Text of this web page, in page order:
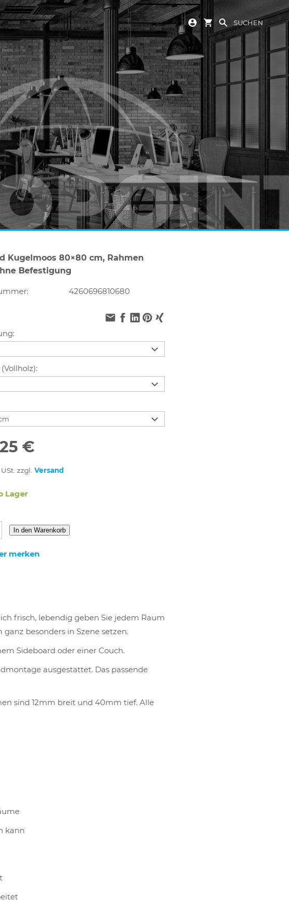
SUCHEN
Kugelmoos 80×80 cm, Rahmen
Befestigung
4260696810680
€
zzgl. Versand
Lager
In den Warenkorb
merken
frisch, lebendig geben Sie jedem Raum
besonders in Szene setzen.
Sideboard oder einer Couch.
ausgestattet. Das passende
sind 12mm breit und 40mm tief. Alle
kann